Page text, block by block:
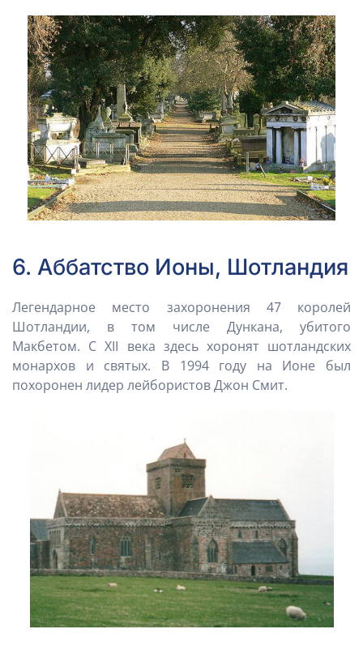
6. Аббатство Ионы, Шотландия
Легендарное место захоронения 47 королей
Шотландии, в том числе Дункана, убитого
Макбетом. С XII века здесь хоронят шотландских
монархов и святых. В 1994 году на Ионе был
похоронен лидер лейбористов Джон Смит.